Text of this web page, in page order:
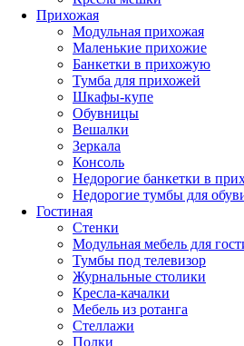
Прихожая
Модульная прихожая
Маленькие прихожие
Банкетки в прихожую
Тумба для прихожей
Шкафы-купе
Обувницы
Вешалки
Зеркала
Консоль
Недорогие банкетки в
Недорогие тумбы для
Гостиная
Стенки
Модульная мебель для
Тумбы под телевизор
Журнальные столики
Кресла-качалки
Мебель из ротанга
Стеллажи
Полки